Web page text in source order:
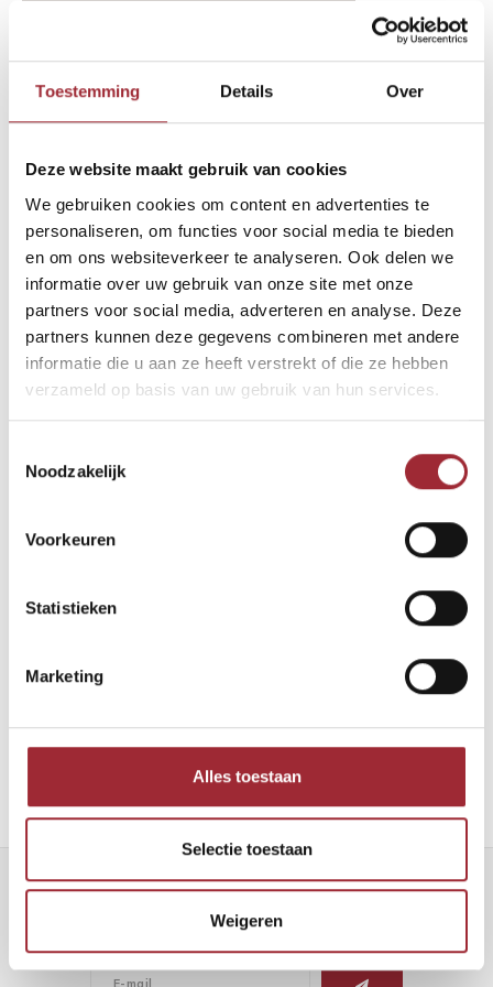
Toestemming Details Over
Deze website maakt gebruik van cookies
We gebruiken cookies om content en advertenties te
personaliseren, om functies voor social media te bieden
en om ons websiteverkeer te analyseren. Ook delen we
informatie over uw gebruik van onze site met onze
partners voor social media, adverteren en analyse. Deze
partners kunnen deze gegevens combineren met andere
informatie die u aan ze heeft verstrekt of die ze hebben
verzameld op basis van uw gebruik van hun services.
Noodzakelijk
Voorkeuren
Statistieken
Marketing
Alles toestaan
Selectie toestaan
Weigeren
Andere Binnenkijkers die u
wellicht ook interesseren
Lees meer
Nieuwsbrief
Ontvang de laatste updates, nieuws en aanbiedingen via email